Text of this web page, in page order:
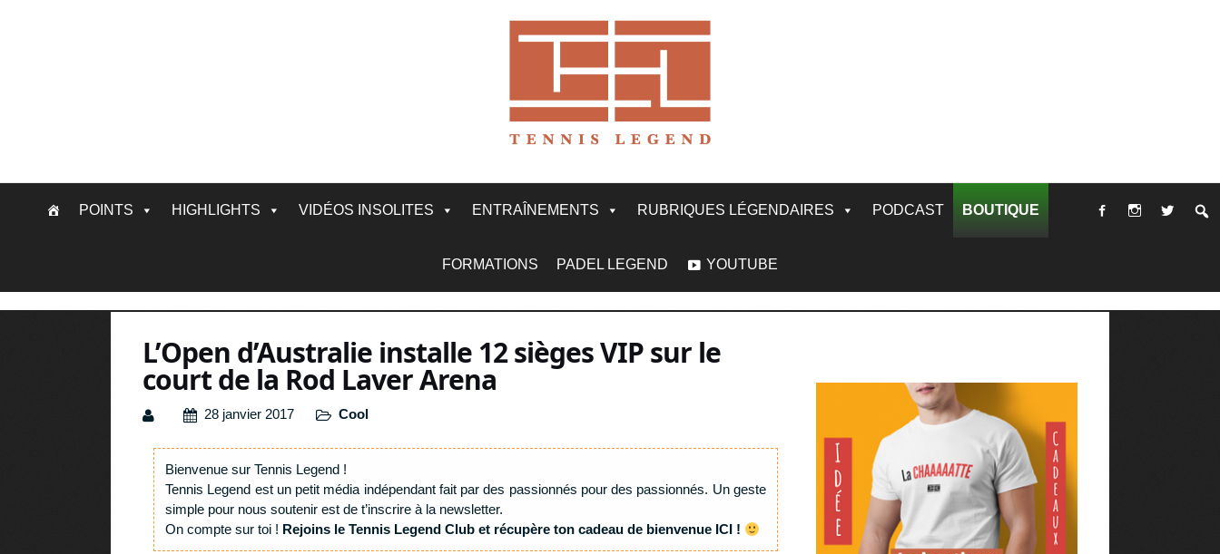
POINTS HIGHLIGHTS VIDÉOS INSOLITES ENTRAÎNEMENTS RUBRIQUES LÉGENDAIRES PODCAST BOUTIQUE
FORMATIONS PADEL LEGEND YOUTUBE
L’Open d’Australie installe 12 sièges VIP sur le
court de la Rod Laver Arena
28 janvier 2017 Cool
Bienvenue sur Tennis Legend !
Tennis Legend est un petit média indépendant fait par des passionnés pour des passionnés. Un geste
simple pour nous soutenir est de t’inscrire à la newsletter.
On compte sur toi ! Rejoins le Tennis Legend Club et récupère ton cadeau de bienvenue ICI !